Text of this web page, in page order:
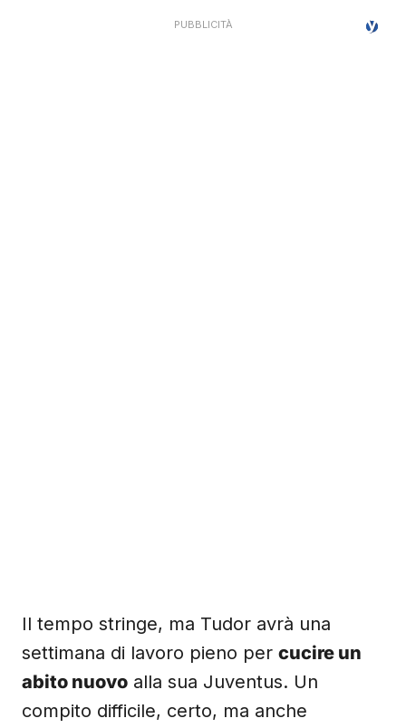
Il tempo stringe, ma Tudor avrà una
settimana di lavoro pieno per cucire un
abito nuovo alla sua Juventus. Un
compito difficile, certo, ma anche